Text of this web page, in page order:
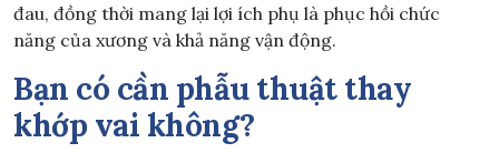
đau, đồng thời mang lại lợi ích phụ là phục hồi chức
năng của xương và khả năng vận động.
Bạn có cần phẫu thuật thay
khớp vai không?